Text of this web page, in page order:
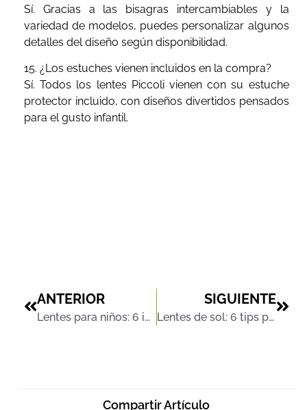
Sí. Gracias a las bisagras intercambiables y la
variedad de modelos, puedes personalizar algunos
detalles del diseño según disponibilidad.
15. ¿Los estuches vienen incluidos en la compra?
Sí. Todos los lentes Piccoli vienen con su estuche
protector incluido, con diseños divertidos pensados
para el gusto infantil.
ANTERIOR
Lentes para niños: 6 impactos positivos en su desarrollo integral
SIGUIENTE
Lentes de sol: 6 tips para elegir el modelo ideal para tu rostro
Compartir Artículo